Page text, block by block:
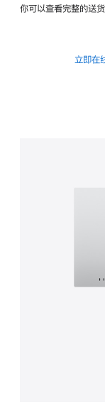
你可以查看完整的送
立即在